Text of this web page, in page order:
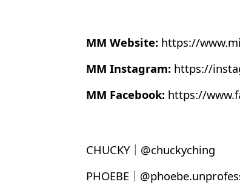
MM Website: https://
MM Instagram: https://
MM Facebook: https://
CHUCKY｜@chuckyching
PHOEBE｜